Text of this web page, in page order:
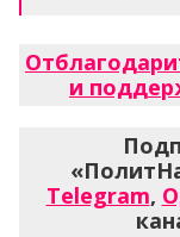
и
Telegram,